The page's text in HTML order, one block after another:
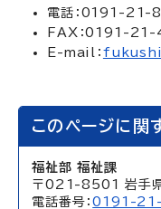
電話：0191-21-
FAX：0191-
E-mail：
このページに関
福祉部 福祉課
〒021-8501 岩手
電話番号：0191-